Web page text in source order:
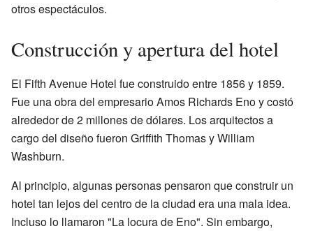
otros espectáculos.
Construcción y apertura del hotel
El Fifth Avenue Hotel fue construido entre 1856 y 1859.
Fue una obra del empresario Amos Richards Eno y costó
alrededor de 2 millones de dólares. Los arquitectos a
cargo del diseño fueron Griffith Thomas y William
Washburn.
Al principio, algunas personas pensaron que construir un
hotel tan lejos del centro de la ciudad era una mala idea.
Incluso lo llamaron "La locura de Eno". Sin embargo,